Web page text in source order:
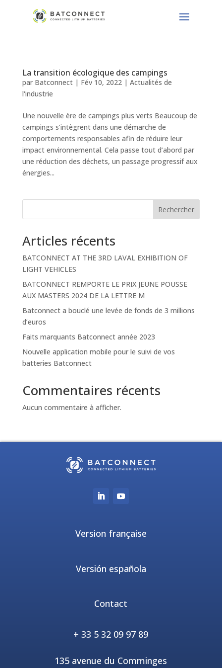
La transition écologique des campings
par Batconnect| Fév 10, 2022| Actualités de
l'industrie
Une nouvelle ère de campings plus verts Beaucoup de
campings s’intègrent dans une démarche de
comportements responsables afin de réduire leur
impact environnemental. Cela passe tout d’abord par
une réduction des déchets, un passage progressif aux
énergies...
Rechercher
Articles récents
BATCONNECT AT THE 3RD LAVAL EXHIBITION OF
LIGHT VEHICLES
BATCONNECT REMPORTE LE PRIX JEUNE POUSSE
AUX MASTERS 2024 DE LA LETTRE M
Batconnect a bouclé une levée de fonds de 3 millions
d’euros
Faits marquants Batconnect année 2023
Nouvelle application mobile pour le suivi de vos
batteries Batconnect
Commentaires récents
Aucun commentaire à afficher.
Version française
Versión española
Contact
+ 33 5 32 09 97 89
135 avenue du Comminges